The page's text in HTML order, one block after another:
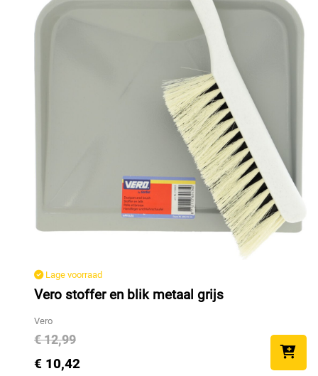
Lage voorraad
Vero stoffer en blik metaal grijs
Vero
€ 12,99
€ 10,42